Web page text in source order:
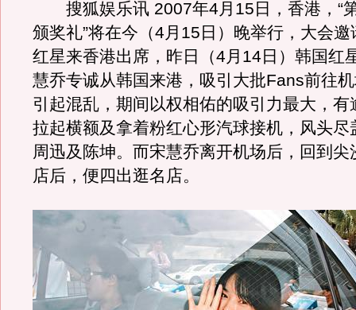
搜狐娱乐讯 2007年4月15日，香港，“
颁奖礼”将在今（4月15日）晚举行，大会
红星来香港出席，昨日（4月14日）韩国红
慧乔专诚从韩国来港，吸引大批Fans前往
引起混乱，期间以权相佑的吸引力最大，
拉起横额及拿着粉红心形汽球接机，风头尽
周迅及陈坤。而宋慧乔离开机场后，回到尖
店后，便四出逛名店。